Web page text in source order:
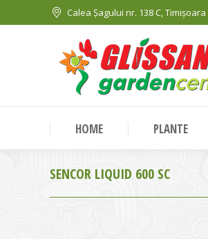
Calea Șagului nr. 138 C,
HOME PLANTE
SENCOR LIQUID 600 SC